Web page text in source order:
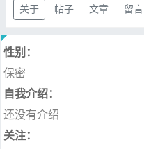
关于 帖子 文章 留言
性别：
保密
自我介绍：
还没有介绍
关注：